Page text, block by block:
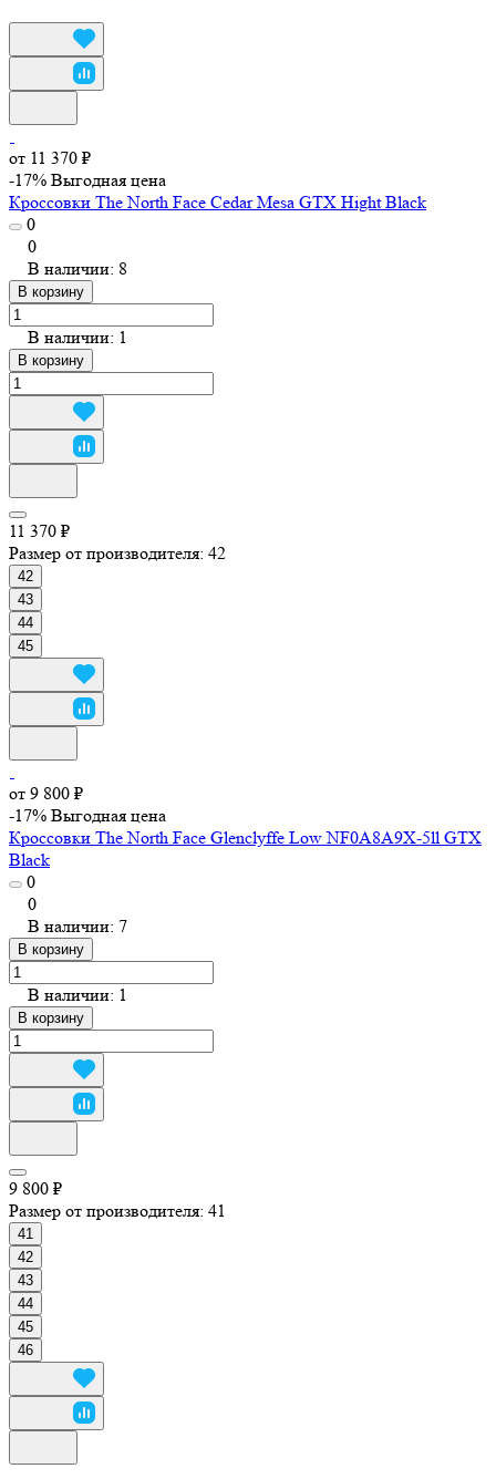
от 11 370 ₽
-17% Выгодная цена
Кроссовки The North Face Cedar Mesa GTX Hight Black
0
0
В наличии: 8
В корзину
В наличии: 1
В корзину
11 370 ₽
Размер от производителя: 42
42
43
44
45
от 9 800 ₽
-17% Выгодная цена
Кроссовки The North Face Glenclyffe Low NF0A8A9X-5ll GTX
Black
0
0
В наличии: 7
В корзину
В наличии: 1
В корзину
9 800 ₽
Размер от производителя: 41
41
42
43
44
45
46